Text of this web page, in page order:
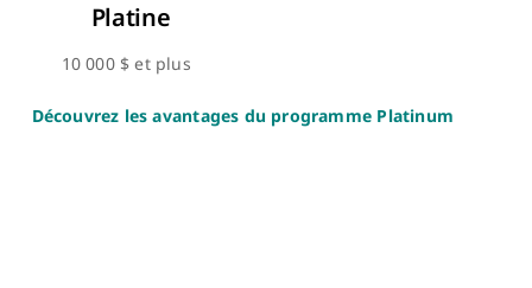
Platine
10 000 $ et plus
Découvrez les avantages du programme Platinum